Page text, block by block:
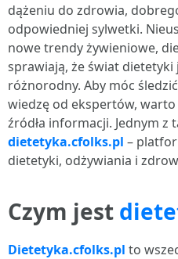
dążeniu do zdrowia,
odpowiedniej sylwetki.
nowe trendy żywieniowe,
sprawiają, że świat dietetyki
różnorodny. Aby móc
wiedzę od ekspertów,
źródła informacji. Jednym z
dietetyka.cfolks.pl –
dietetyki, odżywiania i
Czym jest
Dietetyka.cfolks.pl to